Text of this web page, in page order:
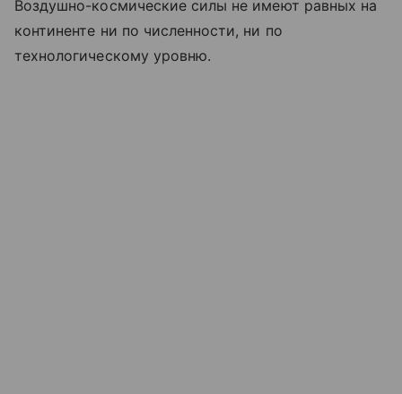
Воздушно-космические силы не имеют равных на
континенте ни по численности, ни по
технологическому уровню.